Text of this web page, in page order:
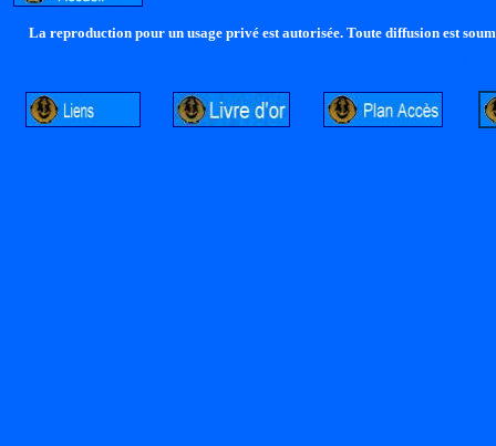
La reproduction pour un usage privé est autorisée. Toute diffusion est